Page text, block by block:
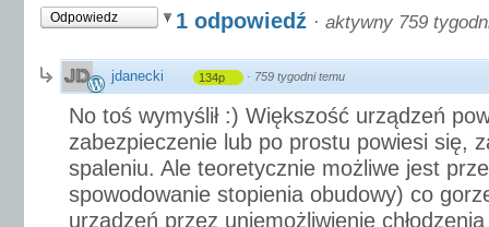
Odpowiedz 1 odpowiedź · aktywny 759
jdanecki 134p · 759 tygodni temu
No toś wymyślił :) Większość urządzeń
zabezpieczenie lub po prostu powiesi się,
spaleniu. Ale teoretycznie możliwe jest
spowodowanie stopienia obudowy) co
urządzeń przez uniemożliwienie